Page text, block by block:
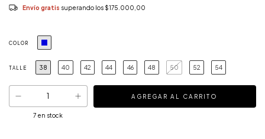
Envío gratis superando los $175.000,00
COLOR
TALLE 38 40 42 44 46 48 50 52 54
7 en stock